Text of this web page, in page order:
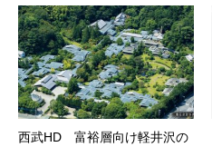
西武HD 富裕層向け軽井沢の